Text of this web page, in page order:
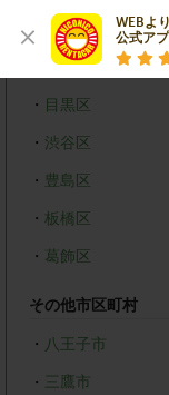
WEBよ
公式ア
・ 新宿区
墨田区
・ 目黒区
・ 渋谷区
・ 豊島区
・ 板橋区
・ 葛飾区
その他市区町村
・ 八王子市
・ 三鷹市